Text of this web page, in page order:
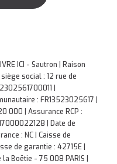
ICI - Sautron | Raison
siège social : 12 rue de
|
: FR13523025617 |
000 | Assurance RCP :
| Date de
: NC | Caisse de
de garantie : 42715E |
Boëtie - 75 008 PARIS |